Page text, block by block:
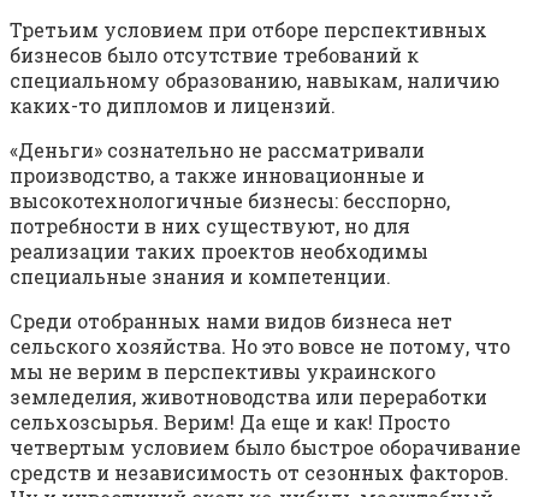
Третьим условием при отборе перспективных
бизнесов было отсутствие требований к
специальному образованию, навыкам, наличию
каких-то дипломов и лицензий.
«Деньги» сознательно не рассматривали
производство, а также инновационные и
высокотехнологичные бизнесы: бесспорно,
потребности в них существуют, но для
реализации таких проектов необходимы
специальные знания и компетенции.
Среди отобранных нами видов бизнеса нет
сельского хозяйства. Но это вовсе не потому, что
мы не верим в перспективы украинского
земледелия, животноводства или переработки
сельхозсырья. Верим! Да еще и как! Просто
четвертым условием было быстрое оборачивание
средств и независимость от сезонных факторов.